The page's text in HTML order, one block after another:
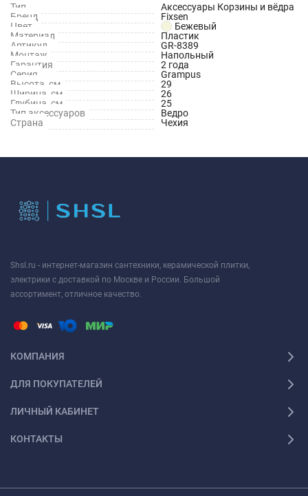
Тип
Аксессуары Корзины и вёдра
Бренд
Fixsen
Цвет
Бежевый
Материал
Пластик
Артикул
GR-8389
Монтаж
Напольный
Гарантия
2 года
Серия
Grampus
Высота, см
29
Ширина, см
26
Глубина, см
25
Тип аксессуаров
Ведро
Страна
Чехия
Shsl.ru - интернет-магазин сантехники, керамической плитки,
электрики с доставкой по Москве и России. Большой
ассортимент, отличное качество.
КОМПАНИЯ
ДЛЯ ПОКУПАТЕЛЕЙ
ЛИЧНЫЙ КАБИНЕТ
КОНТАКТЫ